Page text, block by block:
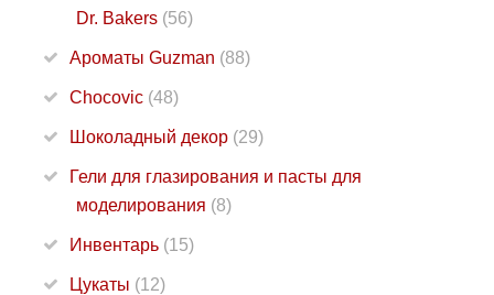
Dr. Bakers (56)
Ароматы Guzman (88)
Chocovic (48)
Шоколадный декор (29)
Гели для глазирования и пасты для
моделирования (8)
Инвентарь (15)
Цукаты (12)